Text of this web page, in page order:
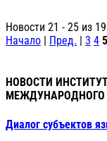
Новости 21 - 25 из
Начало | Пред. | 3 4 5
НОВОСТИ
МЕЖДУНАРОДНОГО
Диалог субъектов